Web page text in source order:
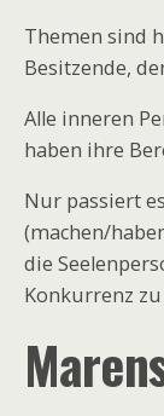
Themen sind
Besitzende,
Alle inneren
haben ihre
Nur passiert
(machen/
die
Konkurrenz